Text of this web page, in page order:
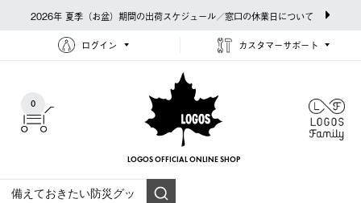
2026年 夏季（お盆）期間の出荷スケジュール／窓口の休業日について
ログイン カスタマーサポート
0
LOGOS OFFICIAL ONLINE SHOP